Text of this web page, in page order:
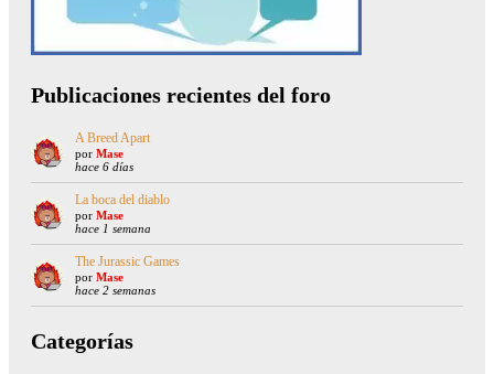
Publicaciones recientes del foro
A Breed Apart
por Mase
hace 6 días
La boca del diablo
por Mase
hace 1 semana
The Jurassic Games
por Mase
hace 2 semanas
Categorías